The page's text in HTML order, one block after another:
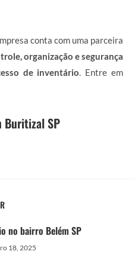
conta com uma parceira
organização e segurança
de inventário . Entre em
Buritizal SP
no bairro Belém SP
18, 2025